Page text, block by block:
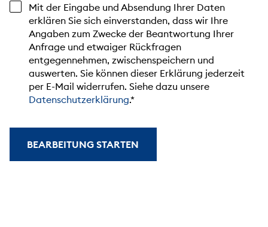
Mit der Eingabe und Absendung Ihrer Daten
erklären Sie sich einverstanden, dass wir Ihre
Angaben zum Zwecke der Beantwortung Ihrer
Anfrage und etwaiger Rückfragen
entgegennehmen, zwischenspeichern und
auswerten. Sie können dieser Erklärung jederzeit
per E-Mail widerrufen. Siehe dazu unsere
Datenschutzerklärung.
BEARBEITUNG STARTEN